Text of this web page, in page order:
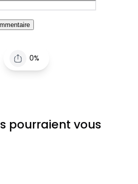
0%
pourraient vous